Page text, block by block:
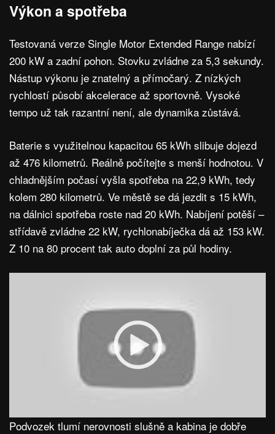
Výkon a spotřeba
Testovaná verze Single Motor Extended Range nabízí
200 kW a zadní pohon. Stovku zvládne za 5,3 sekundy.
Nástup výkonu je znatelný a přímočarý. Z nízkých
rychlostí působí akcelerace až sportovně. Vysoké
tempo už tak razantní není, ale dynamika zůstává.
Baterie s využitelnou kapacitou 65 kWh slibuje dojezd
až 476 kilometrů. Reálně počítejte s menší hodnotou. V
chladnějším počasí vyšla spotřeba na 22,9 kWh, tedy
kolem 280 kilometrů. Ve městě se dá jezdit s 15 kWh,
na dálnici spotřeba roste nad 20 kWh. Nabíjení potěší –
střídavě zvládne 22 kW, rychlonabíječka dá až 153 kW.
Z 10 na 80 procent tak auto doplní za půl hodiny.
Podvozek tlumí nerovnosti slušně a kabina je dobře